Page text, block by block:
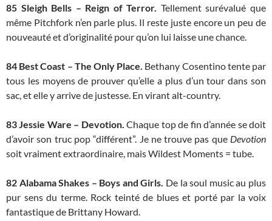
85 Sleigh Bells – Reign of Terror. Tellement surévalué que
même Pitchfork n’en parle plus. Il reste juste encore un peu de
nouveauté et d’originalité pour qu’on lui laisse une chance.
84 Best Coast – The Only Place. Bethany Cosentino tente par
tous les moyens de prouver qu’elle a plus d’un tour dans son
sac, et elle y arrive de justesse. En virant alt-country.
83 Jessie Ware – Devotion.Chaque top de fin d’année se doit
d’avoir son truc pop “différent”. Je ne trouve pas que Devotion
soit vraiment extraordinaire, mais Wildest Moments = tube.
82 Alabama Shakes – Boys and Girls. De la soul music au plus
pur sens du terme. Rock teinté de blues et porté par la voix
fantastique de Brittany Howard.